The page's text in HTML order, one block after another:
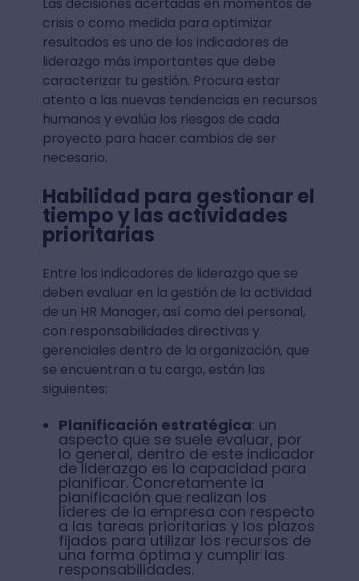
Las decisiones acertadas en momentos de
crisis o como medida para optimizar
resultados es uno de los indicadores de
liderazgo más importantes que debe
caracterizar tu gestión. Procura estar
atento a las nuevas tendencias en recursos
humanos y evalúa los riesgos de cada
proyecto para hacer cambios de ser
necesario.
Habilidad para gestionar el
tiempo y las actividades
prioritarias
Entre los indicadores de liderazgo que se
deben evaluar en la gestión de la actividad
de un HR Manager, así como del personal,
con responsabilidades directivas y
gerenciales dentro de la organización, que
se encuentran a tu cargo, están las
siguientes:
Planificación estratégica: un
aspecto que se suele evaluar, por
lo general, dentro de este indicador
de liderazgo es la capacidad para
planificar. Concretamente la
planificación que realizan los
líderes de la empresa con respecto
a las tareas prioritarias y los plazos
fijados para utilizar los recursos de
una forma óptima y cumplir las
responsabilidades.